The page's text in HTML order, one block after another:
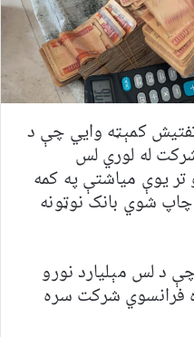
کمېټه وايي چې د
له لوري لس
يوې مياشتې په کمه
نوي چاپ شوي بانک نوټونه
د لس مېلیارد نورو
فرانسوي شرکت سره